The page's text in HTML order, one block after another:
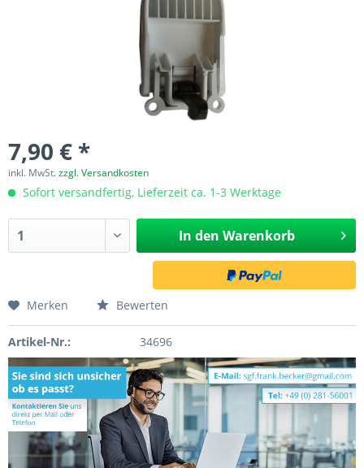
7,90 € *
inkl. MwSt.zzgl. Versandkosten
Sofort versandfertig, Lieferzeit ca. 1-3 Werktage
In den Warenkorb
Merken Bewerten
Artikel-Nr.: 34696